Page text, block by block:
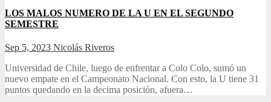
LOS MALOS NUMERO DE LA U EN EL SEGUNDO
SEMESTRE
Sep 5, 2023 Nicolás Riveros
Universidad de Chile, luego de enfrentar a Colo Colo, sumó un
nuevo empate en el Campeonato Nacional. Con esto, la U tiene 31
puntos quedando en la decima posición, afuera…